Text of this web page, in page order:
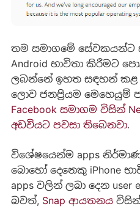
තම සමාගමේ සේවකයන්ට
Android භාවිතා කි‍රීමට
ලබන්නේ ඉහත සඳහන් කළ
ලොව ජනප්‍රියම මෙහෙයුම්
Facebook සමාගම විසින්
අඩවියට පවසා තිබෙනවා.
විශේෂයෙන්ම apps
බොහෝ දෙනෙකු iPhone
apps වලින් ලබා දෙන user
බවත්, Snap ආයතනයවිසින්